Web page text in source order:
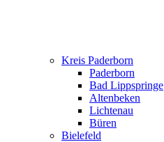
Kreis Paderborn
Paderborn
Bad Lippspringe
Altenbeken
Lichtenau
Büren
Bielefeld